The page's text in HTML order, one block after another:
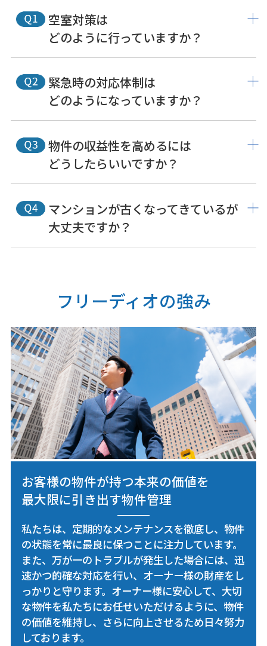
空室対策は
どのように行っていますか？
緊急時の対応体制は
どのようになっていますか？
物件の収益性を高めるには
どうしたらいいですか？
マンションが古くなってきているが
大丈夫ですか？
フリーディオの強み
お客様の物件が持つ本来の価値を
最大限に引き出す物件管理
私たちは、定期的なメンテナンスを徹底し、物件
の状態を常に最良に保つことに注力しています。
また、万が一のトラブルが発生した場合には、迅
速かつ的確な対応を行い、オーナー様の財産をし
っかりと守ります。オーナー様に安心して、大切
な物件を私たちにお任せいただけるように、物件
の価値を維持し、さらに向上させるため日々努力
しております。